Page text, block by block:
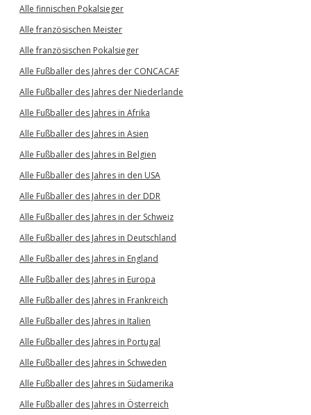
Alle finnischen Pokalsieger
Alle französischen Meister
Alle französischen Pokalsieger
Alle Fußballer des Jahres der CONCACAF
Alle Fußballer des Jahres der Niederlande
Alle Fußballer des Jahres in Afrika
Alle Fußballer des Jahres in Asien
Alle Fußballer des Jahres in Belgien
Alle Fußballer des Jahres in den USA
Alle Fußballer des Jahres in der DDR
Alle Fußballer des Jahres in der Schweiz
Alle Fußballer des Jahres in Deutschland
Alle Fußballer des Jahres in England
Alle Fußballer des Jahres in Europa
Alle Fußballer des Jahres in Frankreich
Alle Fußballer des Jahres in Italien
Alle Fußballer des Jahres in Portugal
Alle Fußballer des Jahres in Schweden
Alle Fußballer des Jahres in Südamerika
Alle Fußballer des Jahres in Österreich